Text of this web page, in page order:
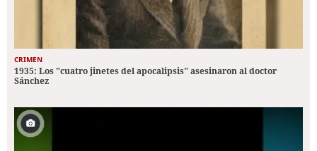
CRIMEN
1935: Los "cuatro jinetes del apocalipsis" asesinaron al doctor
Sánchez